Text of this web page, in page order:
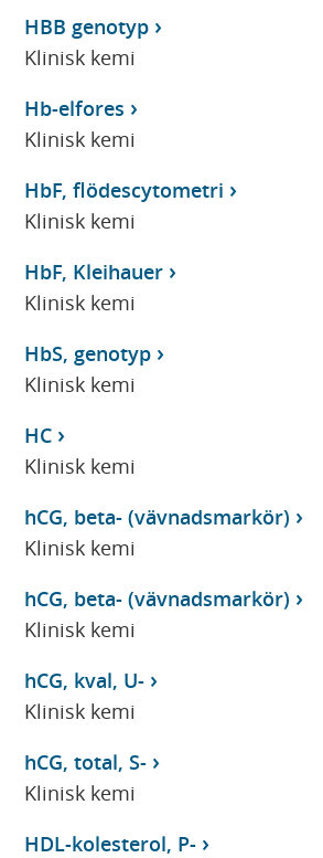
HBB genotyp
Klinisk kemi
Hb-elfores
Klinisk kemi
HbF, flödescytometri
Klinisk kemi
HbF, Kleihauer
Klinisk kemi
HbS, genotyp
Klinisk kemi
HC
Klinisk kemi
hCG, beta- (vävnadsmarkör)
Klinisk kemi
hCG, beta- (vävnadsmarkör)
Klinisk kemi
hCG, kval, U-
Klinisk kemi
hCG, total, S-
Klinisk kemi
HDL-kolesterol, P-